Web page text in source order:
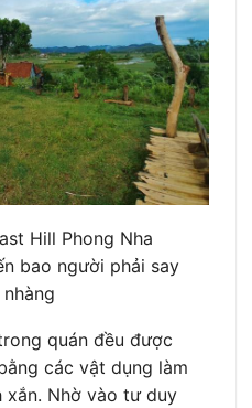
Hill Phong Nha
bao người phải say
quán đều được
các vật dụng làm
xắn. Nhờ vào tư duy